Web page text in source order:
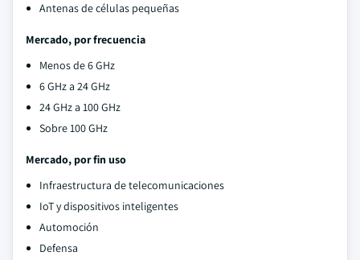
Antenas de células pequeñas
Mercado, por frecuencia
Menos de 6 GHz
6 GHz a 24 GHz
24 GHz a 100 GHz
Sobre 100 GHz
Mercado, por fin uso
Infraestructura de telecomunicaciones
IoT y dispositivos inteligentes
Automoción
Defensa